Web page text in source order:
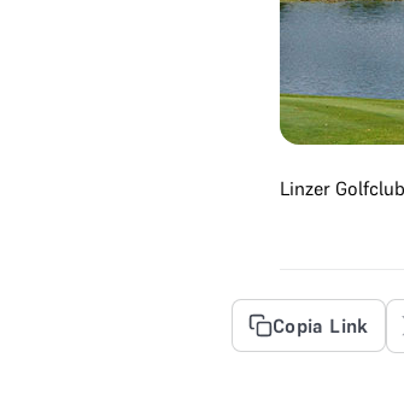
Linzer
Copia Link